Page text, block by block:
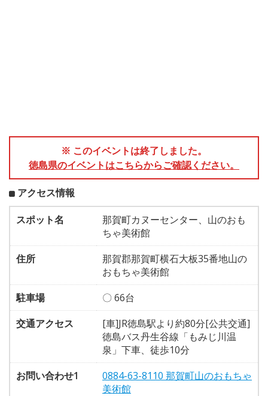
※ このイベントは終了しました。
徳島県のイベントはこちらからご確認ください。
アクセス情報
スポット名
那賀町カヌーセンター、山のおも
ちゃ美術館
住所
那賀郡那賀町横石大板35番地山の
おもちゃ美術館
駐車場
〇 66台
交通アクセス
[車]JR徳島駅より約80分[公共交通]
徳島バス丹生谷線「もみじ川温
泉」下車、徒歩10分
お問い合わせ1
0884-63-8110 那賀町山のおもちゃ
美術館